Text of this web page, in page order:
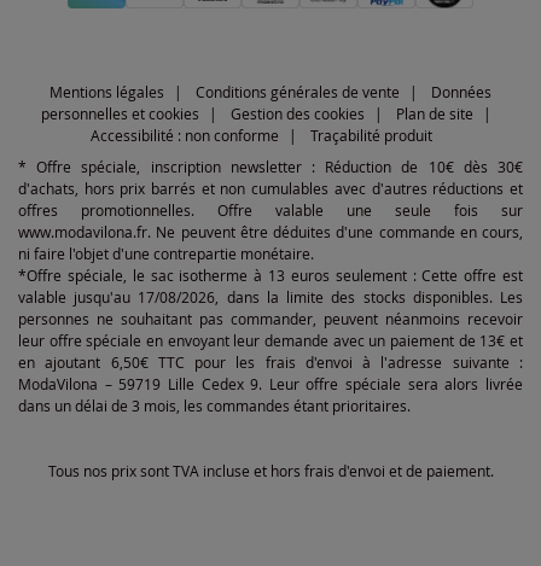
Mentions légales Conditions générales de vente
Données
personnelles et cookies
Gestion des cookies
Plan de site
Accessibilité : non conforme
Traçabilité produit
* Offre spéciale, inscription newsletter : Réduction de 10€ dès 30€
d'achats, hors prix barrés et non cumulables avec d'autres réductions et
offres promotionnelles. Offre valable une seule fois sur
www.modavilona.fr. Ne peuvent être déduites d'une commande en cours,
ni faire l'objet d'une contrepartie monétaire.
*Offre spéciale, le sac isotherme à 13 euros seulement : Cette offre est
valable jusqu'au 17/08/2026, dans la limite des stocks disponibles. Les
personnes ne souhaitant pas commander, peuvent néanmoins recevoir
leur offre spéciale en envoyant leur demande avec un paiement de 13€ et
en ajoutant 6,50€ TTC pour les frais d'envoi à l'adresse suivante :
ModaVilona – 59719 Lille Cedex 9. Leur offre spéciale sera alors livrée
dans un délai de 3 mois, les commandes étant prioritaires.
Tous nos prix sont TVA incluse et hors frais d'envoi et de paiement.